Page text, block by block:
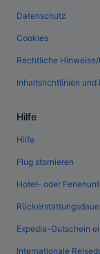
Datenschutz
Cookies
Rechtliche
Inhaltsrichtlinien und
Hilfe
Hilfe
Flug stornieren
Hotel- oder
Expedia-Gutschein
Internationale